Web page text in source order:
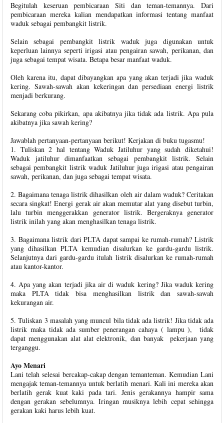
Begitulah keseruan pembicaraan Siti dan teman-temannya. Dari
pembicaraan mereka kalian mendapatkan informasi tentang manfaat
waduk sebagai pembangkit listrik.
Selain sebagai pembangkit listrik waduk juga digunakan untuk
keperluan lainnya seperti irigasi atau pengairan sawah, perikanan, dan
juga sebagai tempat wisata. Betapa besar manfaat waduk.
Oleh karena itu, dapat dibayangkan apa yang akan terjadi jika waduk
kering. Sawah-sawah akan kekeringan dan persediaan energi listrik
menjadi berkurang.
Sekarang coba pikirkan, apa akibatnya jika tidak ada listrik. Apa pula
akibatnya jika sawah kering?
Jawablah pertanyaan-pertanyaan berikut! Kerjakan di buku tugasmu!
1. Tuliskan 2 hal tentang Waduk Jatiluhur yang sudah diketahui!
Waduk jatiluhur dimanfaatkan sebagai pembangkit listrik. Selain
sebagai pembangkit listrik waduk Jatiluhur juga irigasi atau pengairan
sawah, perikanan, dan juga sebagai tempat wisata.
2. Bagaimana tenaga listrik dihasilkan oleh air dalam waduk? Ceritakan
secara singkat! Energi gerak air akan memutar alat yang disebut turbin,
lalu turbin menggerakkan generator listrik. Bergeraknya generator
listrik inilah yang akan menghasilkan tenaga listrik.
3. Bagaimana listrik dari PLTA dapat sampai ke rumah-rumah? Listrik
yang dihasilkan PLTA kemudian disalurkan ke gardu-gardu listrik.
Selanjutnya dari gardu-gardu itulah listrik disalurkan ke rumah-rumah
atau kantor-kantor.
4. Apa yang akan terjadi jika air di waduk kering? Jika waduk kering
maka PLTA tidak bisa menghasilkan listrik dan sawah-sawah
kekurangan air.
5. Tuliskan 3 masalah yang muncul bila tidak ada listrik! Jika tidak ada
listrik maka tidak ada sumber penerangan cahaya ( lampu ), tidak
dapat menggunakan alat alat elektronik, dan banyak pekerjaan yang
terganggu.
Ayo Menari
Lani telah selesai bercakap-cakap dengan temanteman. Kemudian Lani
mengajak teman-temannya untuk berlatih menari. Kali ini mereka akan
berlatih gerak kuat kaki pada tari. Jenis gerakannya hampir sama
dengan gerakan sebelumnya. Iringan musiknya lebih cepat sehingga
gerakan kaki harus lebih kuat.